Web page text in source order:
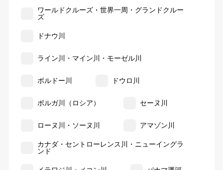
ワールドクルーズ・世界一周・グランドクルー
ズ
ドナウ川
ライン川・マイン川・モーゼル川
ボルドー川 ドウロ川
ボルガ川（ロシア） セーヌ川
ローヌ川・ソーヌ川 アマゾン川
カナダ・セントローレンス川・ニューイングラ
ンド